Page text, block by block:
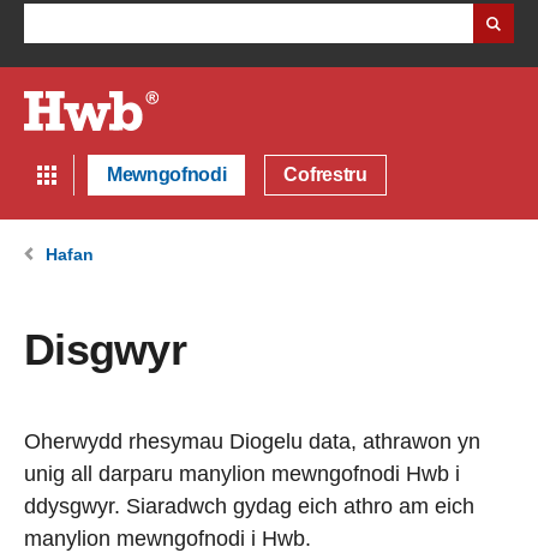
Mewngofnodi Cofrestru
Hafan
Disgwyr
Oherwydd rhesymau Diogelu data, athrawon yn
unig all darparu manylion mewngofnodi Hwb i
ddysgwyr. Siaradwch gydag eich athro am eich
manylion mewngofnodi i Hwb.